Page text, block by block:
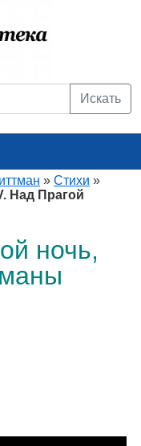
Искать
» Стихи »
Над Прагой
ночь,